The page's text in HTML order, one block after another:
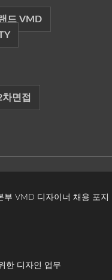
드 VMD
면접
VMD 디자이너 채용 포지
한 디자인 업무